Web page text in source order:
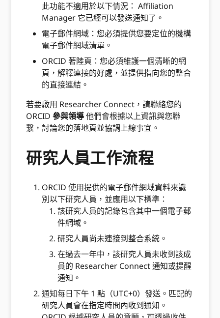
此功能不適用於以下情況： Affiliation
Manager 它已經可以發送通知了。
電子郵件網域：您必須提供您要定位的機構
電子郵件網域清單。
ORCID 著陸頁：您必須維護一個清晰的網
頁，解釋連接的好處，並提供指向您的整合
的直接連結。
若要啟用 Researcher Connect，請聯絡您的
ORCID參與領導他們會根據以上資訊與您聯
繫，討論您的落地頁並協調上線事宜。
研究人員工作流程
ORCID 使用提供的電子郵件網域資料來識
別以下研究人員，並應用以下標準：
該研究人員的記錄包含其中一個電子郵
件網域。
研究人員尚未連接到整合系統。
在過去一年中，該研究人員未收到該成
員的 Researcher Connect 通知或提醒
通知。
通知每日下午 1 點（UTC+0）發送。匹配的
研究人員會在指定時間內收到通知。